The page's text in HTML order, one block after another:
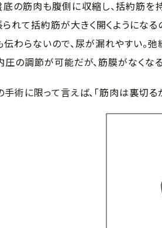
の筋肉も腹側に収縮し、括約筋を
れて括約筋が大きく開くようにな
わらないので、尿が漏れやすい。弛
圧の調節が可能だが、筋膜がなく
術に限って言えば、「筋肉は裏切る